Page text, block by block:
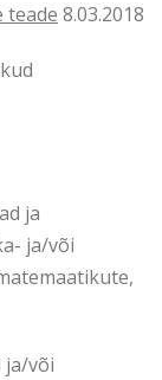
teade 8.03.2018
ja
ja/või
ja/või